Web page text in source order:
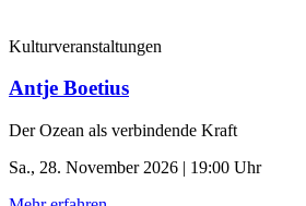
Kulturveranstaltungen
Antje Boetius
Der Ozean als verbindende Kraft
Sa., 28. November 2026 | 19:00 Uhr